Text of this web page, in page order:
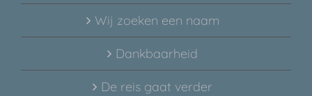
Wij zoeken een naam
Dankbaarheid
De reis gaat verder